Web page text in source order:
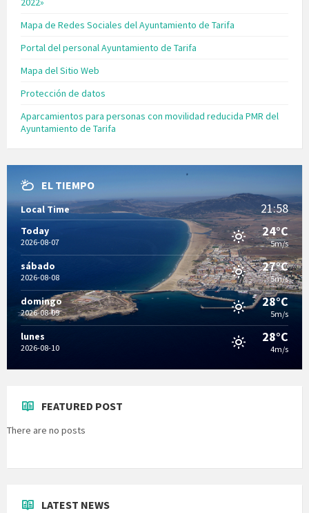
Mapa de Redes Sociales del Ayuntamiento de Tarifa
Portal del personal Ayuntamiento de Tarifa
Mapa del Sitio Web
Protección de datos
Aparcamientos para personas con movilidad reducida PMR del
Ayuntamiento de Tarifa
EL TIEMPO
Local Time 21:58
Today
2026-08-07
24°C
5m/s
sábado
2026-08-08
27°C
5m/s
domingo
2026-08-09
28°C
5m/s
lunes
2026-08-10
28°C
4m/s
FEATURED POST
There are no posts
LATEST NEWS